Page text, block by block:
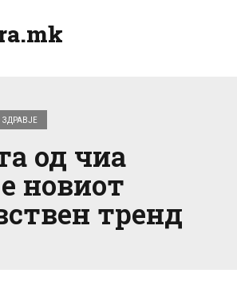
ЗДРАВЈЕ
од чиа
новиот
тренд